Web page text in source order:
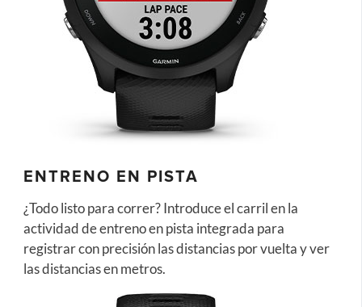
ENTRENO EN PISTA
¿Todo listo para correr? Introduce el carril en la
actividad de entreno en pista integrada para
registrar con precisión las distancias por vuelta y ver
las distancias en metros.